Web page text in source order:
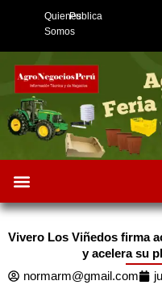
Quienes
Somos
Publica
Vivero Los Viñedos firma
y acelera su
normarm@gmail.com